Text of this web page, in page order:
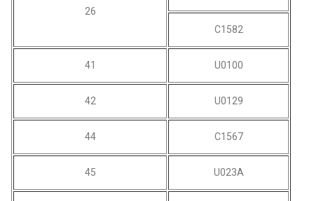
26
C1582
41 U0100
42 U0129
44 C1567
45 U023A